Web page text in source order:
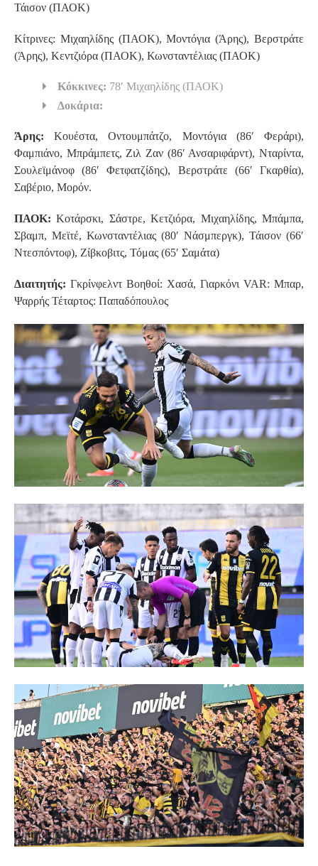
Τάισον (ΠΑΟΚ)
Κίτρινες: Μιχαηλίδης (ΠΑΟΚ), Μοντόγια (Άρης), Βερστράτε
(Άρης), Κεντζιόρα (ΠΑΟΚ), Κωνσταντέλιας (ΠΑΟΚ)
Κόκκινες: 78′ Μιχαηλίδης (ΠΑΟΚ)
Δοκάρια:
Άρης: Κουέστα, Οντουμπάτζο, Μοντόγια (86′ Φεράρι),
Φαμπιάνο, Μπράμπετς, Ζιλ Ζαν (86′ Ανσαριφάρντ), Νταρίντα,
Σουλεϊμάνοφ (86′ Φετφατζίδης), Βερστράτε (66′ Γκαρθία),
Σαβέριο, Μορόν.
ΠΑΟΚ: Koτάρσκι, Σάστρε, Κετζιόρα, Μιχαηλίδης, Μπάμπα,
Σβαμπ, Μεϊτέ, Κωνσταντέλιας (80′ Νάσμπεργκ), Τάισον (66′
Ντεσπόντοφ), Ζίβκοβιτς, Τόμας (65′ Σαμάτα)
Διαιτητής: Γκρίνφελντ Βοηθοί: Χασά, Γιαρκόνι VAR: Μπαρ,
Ψαρρής Τέταρτος: Παπαδόπουλος